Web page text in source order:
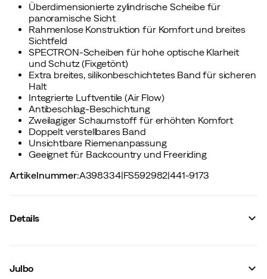
Überdimensionierte zylindrische Scheibe für
panoramische Sicht
Rahmenlose Konstruktion für Komfort und breites
Sichtfeld
SPECTRON-Scheiben für hohe optische Klarheit
und Schutz (Fixgetönt)
Extra breites, silikonbeschichtetes Band für sicheren
Halt
Integrierte Luftventile (Air Flow)
Antibeschlag-Beschichtung
Zweilagiger Schaumstoff für erhöhten Komfort
Doppelt verstellbares Band
Unsichtbare Riemenanpassung
Geeignet für Backcountry und Freeriding
Artikelnummer:A398334|FS592982|441-9173
Details
Panorama-Sichtfeld
Julbo